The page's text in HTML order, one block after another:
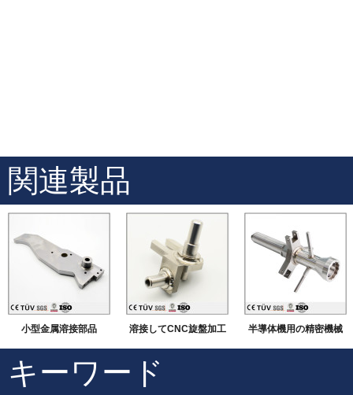
関連製品
小型金属溶接部品 溶接してCNC旋盤加工
などの機械加工
半導体機用の精密機械
加工品
キーワード